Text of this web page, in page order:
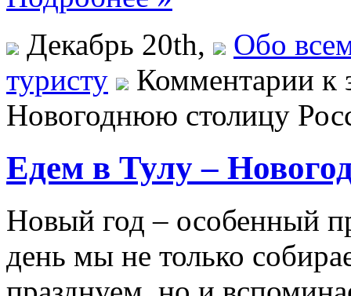
Декабрь 20th,
Обо
туристу
Комментарии к
Новогоднюю столицу
Едем в Тулу –
Новый год – особенный
день мы не только